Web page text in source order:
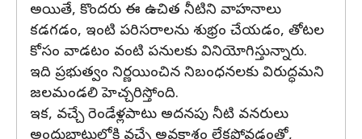
అయితే, కొందరు ఈ ఉచిత నీటిని వాహనాలు
కడగడం, ఇంటి పరిసరాలను శుభ్రం చేయడం, తోటల
కోసం వాడటం వంటి పనులకు వినియోగిస్తున్నారు.
ఇది ప్రభుత్వం నిర్ణయించిన నిబంధనలకు విరుద్ధమని
జలమండలి హెచ్చరిస్తోంది.
ఇక, వచ్చే రెండేళ్లపాటు అదనపు నీటి వనరులు